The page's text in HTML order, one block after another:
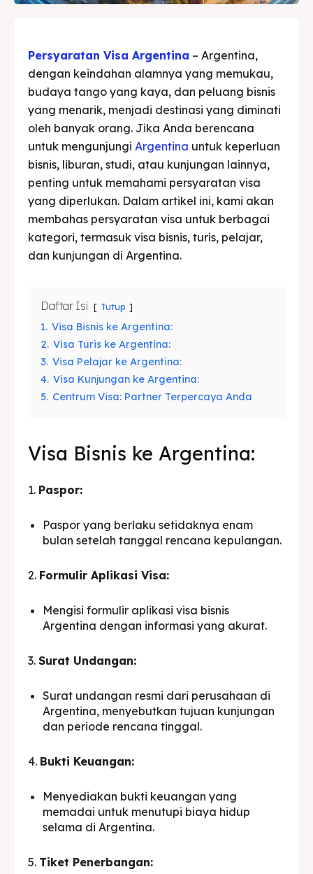
Cari
Cari
Persyaratan Visa Argentina – Argentina,
dengan keindahan alamnya yang memukau,
budaya tango yang kaya, dan peluang bisnis
yang menarik, menjadi destinasi yang diminati
oleh banyak orang. Jika Anda berencana
untuk mengunjungi Argentina untuk keperluan
bisnis, liburan, studi, atau kunjungan lainnya,
penting untuk memahami persyaratan visa
yang diperlukan. Dalam artikel ini, kami akan
membahas persyaratan visa untuk berbagai
kategori, termasuk visa bisnis, turis, pelajar,
dan kunjungan di Argentina.
Daftar Isi Tutup
1. Visa Bisnis ke Argentina:
2. Visa Turis ke Argentina:
3. Visa Pelajar ke Argentina:
4. Visa Kunjungan ke Argentina:
5. Centrum Visa: Partner Terpercaya Anda
Visa Bisnis ke Argentina:
1. Paspor:
Paspor yang berlaku setidaknya enam
bulan setelah tanggal rencana kepulangan.
2. Formulir Aplikasi Visa:
Mengisi formulir aplikasi visa bisnis
Argentina dengan informasi yang akurat.
3. Surat Undangan:
Surat undangan resmi dari perusahaan di
Argentina, menyebutkan tujuan kunjungan
dan periode rencana tinggal.
4. Bukti Keuangan:
Menyediakan bukti keuangan yang
memadai untuk menutupi biaya hidup
selama di Argentina.
5. Tiket Penerbangan: